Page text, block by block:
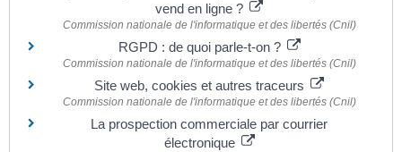
vend en ligne ?
Commission nationale de l'informatique et des libertés (Cnil)
RGPD : de quoi parle-t-on ?
Commission nationale de l'informatique et des libertés (Cnil)
Site web, cookies et autres traceurs
Commission nationale de l'informatique et des libertés (Cnil)
La prospection commerciale par courrier
électronique